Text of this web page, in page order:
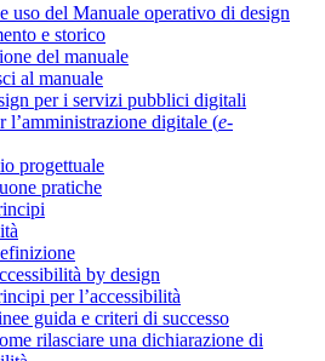
uso del Manuale operativo di design
e storico
del manuale
al manuale
per i servizi pubblici digitali
l’amministrazione digitale (e-
progettuale
pratiche
by design
per l’accessibilità
guida e criteri di successo
rilasciare una dichiarazione di